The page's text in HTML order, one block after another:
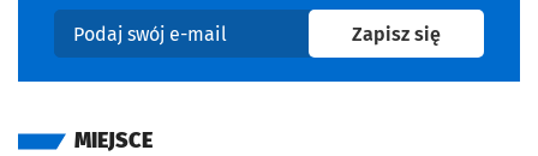
Podaj swój e-mail
Zapisz sięna
MIEJSCE